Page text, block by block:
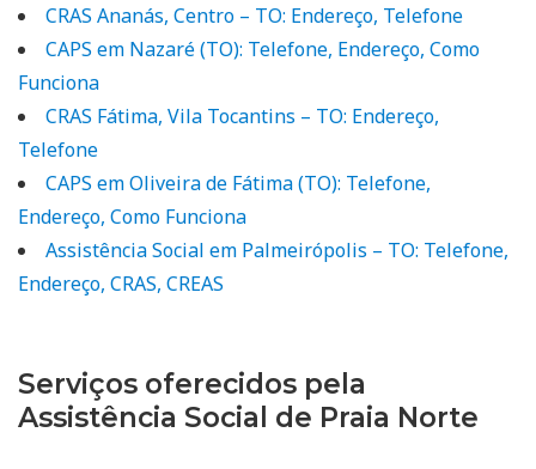
CRAS Ananás, Centro – TO: Endereço, Telefone
CAPS em Nazaré (TO): Telefone, Endereço, Como
Funciona
CRAS Fátima, Vila Tocantins – TO: Endereço,
Telefone
CAPS em Oliveira de Fátima (TO): Telefone,
Endereço, Como Funciona
Assistência Social em Palmeirópolis – TO: Telefone,
Endereço, CRAS, CREAS
Serviços oferecidos pela
Assistência Social de Praia Norte